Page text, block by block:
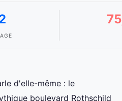
d'elle-même : le
boulevard Rothschild